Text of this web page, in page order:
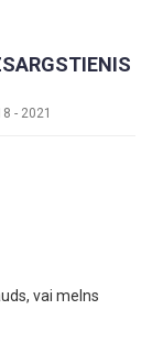
- 2021
vai melns